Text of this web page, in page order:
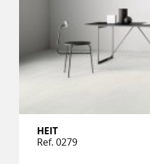
HEIT
Ref. 0279